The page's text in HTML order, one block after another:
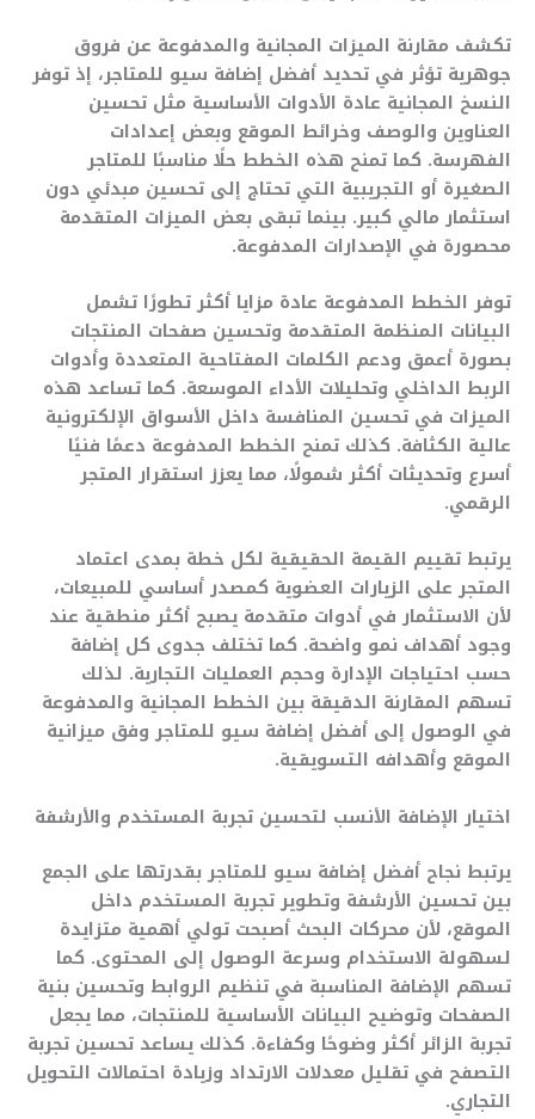
تكشف مقارنة الميزات المجانية والمدفوعة عن فروق
جوهرية تؤثر في تحديد أفضل إضافة سيو للمتاجر، إذ توفر
النسخ المجانية عادة الأدوات الأساسية مثل تحسين
العناوين والوصف وخرائط الموقع وبعض إعدادات
الفهرسة. كما تمنح هذه الخطط حلًا مناسبًا للمتاجر
الصغيرة أو التجريبية التي تحتاج إلى تحسين مبدئي دون
استثمار مالي كبير. بينما تبقى بعض الميزات المتقدمة
محصورة في الإصدارات المدفوعة.
توفر الخطط المدفوعة عادة مزايا أكثر تطورًا تشمل
البيانات المنظمة المتقدمة وتحسين صفحات المنتجات
بصورة أعمق ودعم الكلمات المفتاحية المتعددة وأدوات
الربط الداخلي وتحليلات الأداء الموسعة. كما تساعد هذه
الميزات في تحسين المنافسة داخل الأسواق الإلكترونية
عالية الكثافة. كذلك تمنح الخطط المدفوعة دعمًا فنيًا
أسرع وتحديثات أكثر شمولًا، مما يعزز استقرار المتجر
الرقمي.
يرتبط تقييم القيمة الحقيقية لكل خطة بمدى اعتماد
المتجر على الزيارات العضوية كمصدر أساسي للمبيعات،
لأن الاستثمار في أدوات متقدمة يصبح أكثر منطقية عند
وجود أهداف نمو واضحة. كما تختلف جدوى كل إضافة
حسب احتياجات الإدارة وحجم العمليات التجارية. لذلك
تسهم المقارنة الدقيقة بين الخطط المجانية والمدفوعة
في الوصول إلى أفضل إضافة سيو للمتاجر وفق ميزانية
الموقع وأهدافه التسويقية.
اختيار الإضافة الأنسب لتحسين تجربة المستخدم والأرشفة
يرتبط نجاح أفضل إضافة سيو للمتاجر بقدرتها على الجمع
بين تحسين الأرشفة وتطوير تجربة المستخدم داخل
الموقع، لأن محركات البحث أصبحت تولي أهمية متزايدة
لسهولة الاستخدام وسرعة الوصول إلى المحتوى. كما
تسهم الإضافة المناسبة في تنظيم الروابط وتحسين بنية
الصفحات وتوضيح البيانات الأساسية للمنتجات، مما يجعل
تجربة الزائر أكثر وضوحًا وكفاءة. كذلك يساعد تحسين تجربة
التصفح في تقليل معدلات الارتداد وزيادة احتمالات التحويل
التجاري.